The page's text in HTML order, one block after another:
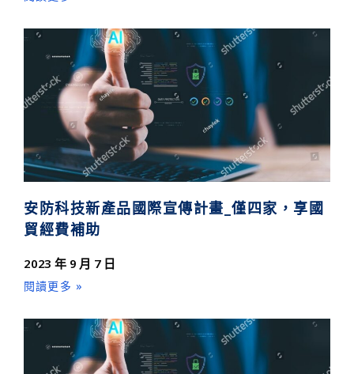
安防科技新產品國際宣傳計畫_僅四家，享國
貿經費補助
2023 年 9 月 7 日
閱讀更多 »